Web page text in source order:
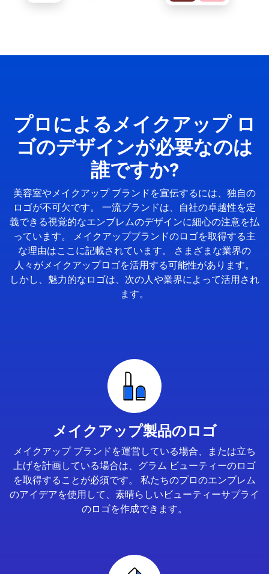
プロによるメイクアップ ロ
ゴのデザインが必要なのは
誰ですか?
美容室やメイクアップ ブランドを宣伝するには、独自の
ロゴが不可欠です。 一流ブランドは、自社の卓越性を定
義できる視覚的なエンブレムのデザインに細心の注意を払
っています。 メイクアップブランドのロゴを取得する主
な理由はここに記載されています。 さまざまな業界の
人々がメイクアップロゴを活用する可能性があります。
しかし、魅力的なロゴは、次の人や業界によって活用され
ます。
メイクアップ製品のロゴ
メイクアップ ブランドを運営している場合、または立ち
上げを計画している場合は、グラム ビューティーのロゴ
を取得することが必須です。 私たちのプロのエンブレム
のアイデアを使用して、素晴らしいビューティーサプライ
のロゴを作成できます。